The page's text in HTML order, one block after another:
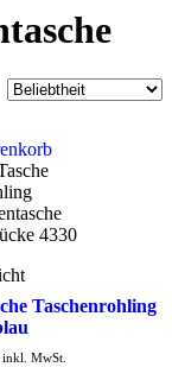
Taschenrohling
inkl. MwSt.